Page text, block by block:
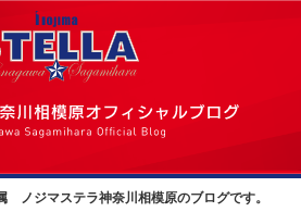
ノジマステラ神奈川相模原のブログです。